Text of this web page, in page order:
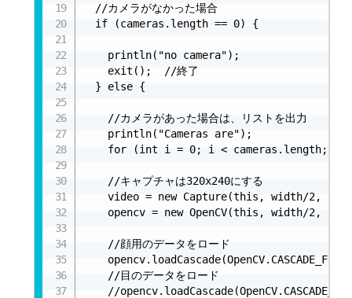
  //カメラがなかった場合
  if (cameras.length == 0) {
    println("no camera");
    exit();  //終了
  } else {
    //カメラがあった場合は、リストを出力
    println("Cameras are");
for (int i = 0; i < cameras.length;
    //キャプチャは320x240にする
video = new Capture(this, width/2,
opencv = new OpenCV(this, width/2,
    //顔用のデータをロード
    //目のデータをロード
//